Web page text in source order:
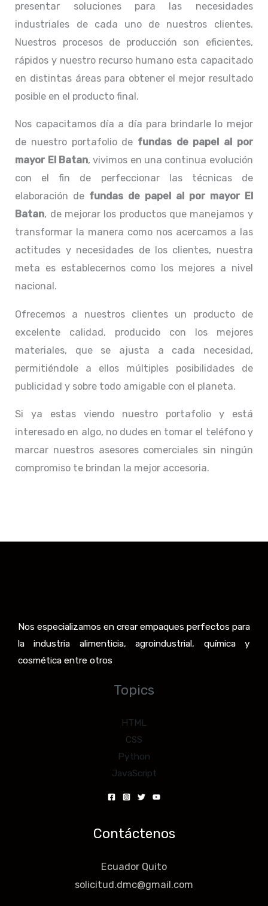
presentar soluciones para las necesidades
industriales de cada uno de nuestros clientes.
Nuestros procesos de producción son eficientes,
rápidos y nuestro recurso humano esta capacitado
en distintas áreas para obtener el mejor resultado
posible en el producto final.
Nos capacitamos día a día para brindarle lo mejor
de nuestro portafolio de fundas de papel al por
mayor El Batan, vivimos en una continua evolución
con el fin de perfeccionar las técnicas de
elaboración de fundas de papel al por mayor El
Batan, de mejorar los productos que manejamos y
transformar la manera como nos acercamos a las
actitudes y necesidades de los clientes, nuestra
meta es establecernos como los mejores a nivel
nacional.
Ofrecemos a nuestros clientes un producto de
excelente calidad, producido con los mejores
materiales, que se ajusta a cada necesidad,
permitiéndole a ellos múltiples posibilidades de
publicidad y sobre todo amigable con el planeta.
Si ya estas viendo nuestro portafolio y está
interesado en algo, no dudes en tomar el teléfono y
marcar nuestros asesores comerciales sin ningún
compromiso te brindan la mejor accesoria.
Nos especializamos en crear empaques perfectos para
la industria alimenticia, agroindustrial, química y
cosmética entre otros
Topics
HTML
CSS
Python
JavaScript
Contáctenos
Ecuador Quito
solicitud.dmc@gmail.com